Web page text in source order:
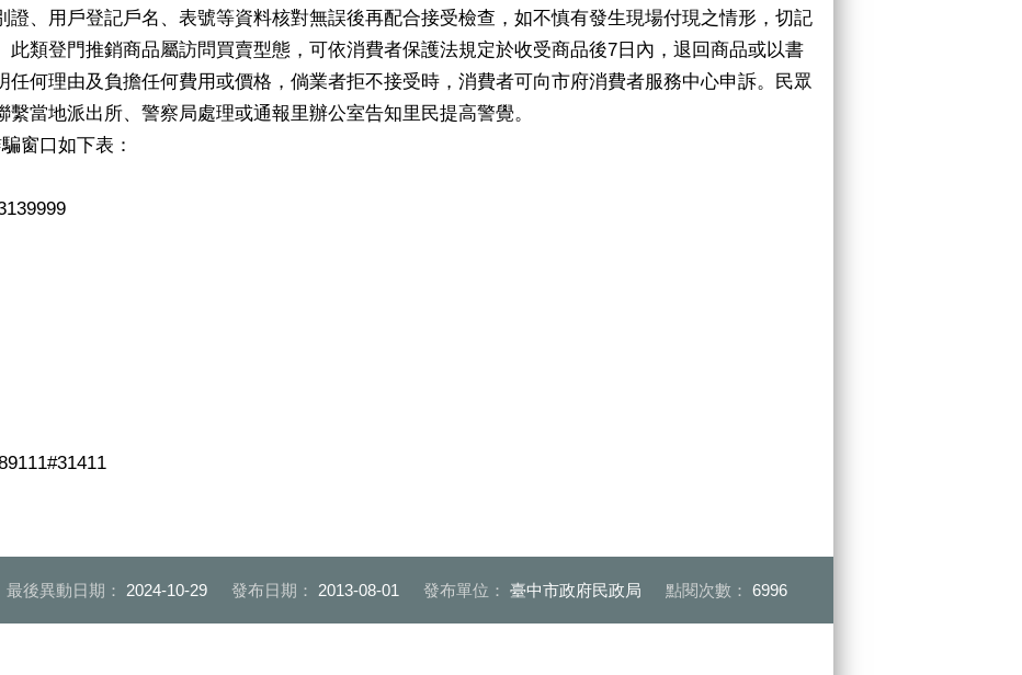
證、用戶登記戶名、表號等資料核對無誤後再配合接受檢查，如不慎有發生現場付現之情形，切記
此類登門推銷商品屬訪問買賣型態，可依消費者保護法規定於收受商品後7日內，退回商品或以書
任何理由及負擔任何費用或價格，倘業者拒不接受時，消費者可向市府消費者服務中心申訴。民眾
當地派出所、警察局處理或通報里辦公室告知里民提高警覺。
窗口如下表：
最後異動日期： 2024-10-29 發布日期： 2013-08-01 發布單位： 臺中市政府民政局 點閱次數： 6996